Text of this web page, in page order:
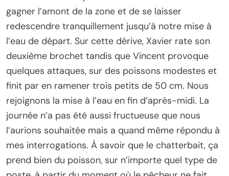
gagner l’amont de la zone et de se laisser
redescendre tranquillement jusqu’à notre mise à
l’eau de départ. Sur cette dérive, Xavier rate son
deuxième brochet tandis que Vincent provoque
quelques attaques, sur des poissons modestes et
finit par en ramener trois petits de 50 cm. Nous
rejoignons la mise à l’eau en fin d’après-midi. La
journée n’a pas été aussi fructueuse que nous
l’aurions souhaitée mais a quand même répondu à
mes interrogations. À savoir que le chatterbait, ça
prend bien du poisson, sur n’importe quel type de